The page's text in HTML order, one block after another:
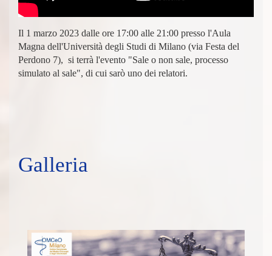
Il 1 marzo 2023 dalle ore 17:00 alle 21:00 presso l'Aula
Magna dell'Università degli Studi di Milano (via Festa del
Perdono 7), si terrà l'evento "Sale o non sale, processo
simulato al sale", di cui sarò uno dei relatori.